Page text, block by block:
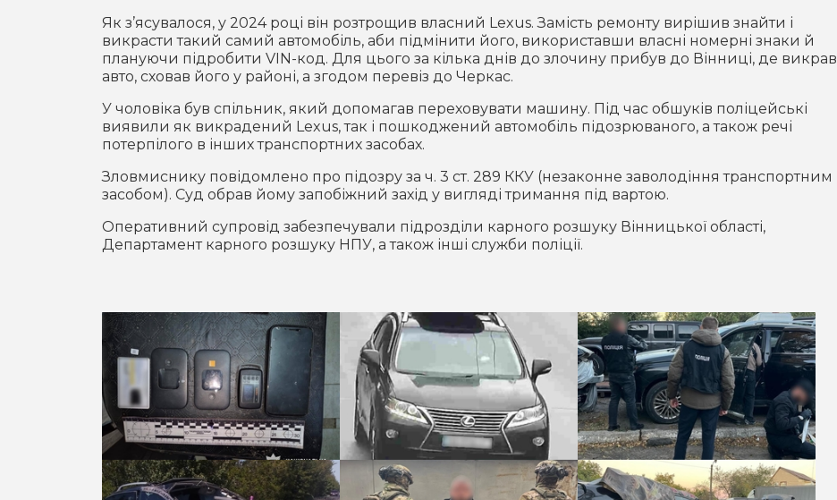
Як з’ясувалося, у 2024 році він розтрощив власний Lexus. Замість ремонту вирішив знайти і
викрасти такий самий автомобіль, аби підмінити його, використавши власні номерні знаки й
плануючи підробити VIN-код. Для цього за кілька днів до злочину прибув до Вінниці, де викрав
авто, сховав його у районі, а згодом перевіз до Черкас.
У чоловіка був спільник, який допомагав переховувати машину. Під час обшуків поліцейські
виявили як викрадений Lexus, так і пошкоджений автомобіль підозрюваного, а також речі
потерпілого в інших транспортних засобах.
Зловмиснику повідомлено про підозру за ч. 3 ст. 289 ККУ (незаконне заволодіння транспортним
засобом). Суд обрав йому запобіжний захід у вигляді тримання під вартою.
Оперативний супровід забезпечували підрозділи карного розшуку Вінницької області,
Департамент карного розшуку НПУ, а також інші служби поліції.